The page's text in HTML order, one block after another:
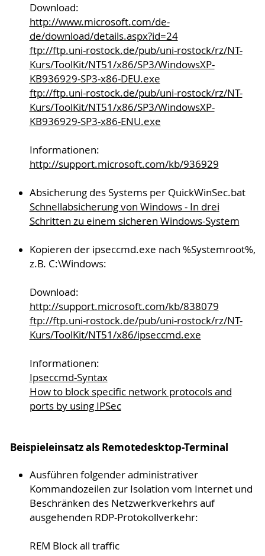
Download:
http://www.microsoft.com/de-
de/download/details.aspx?id=24
ftp://ftp.uni-rostock.de/pub/uni-rostock/rz/NT-
Kurs/ToolKit/NT51/x86/SP3/WindowsXP-
KB936929-SP3-x86-DEU.exe
ftp://ftp.uni-rostock.de/pub/uni-rostock/rz/NT-
Kurs/ToolKit/NT51/x86/SP3/WindowsXP-
KB936929-SP3-x86-ENU.exe
Informationen:
http://support.microsoft.com/kb/936929
Absicherung des Systems per QuickWinSec.bat
Schnellabsicherung von Windows - In drei
Schritten zu einem sicheren Windows-System
Kopieren der ipseccmd.exe nach %Systemroot%,
z.B. C:\Windows:
Download:
http://support.microsoft.com/kb/838079
ftp://ftp.uni-rostock.de/pub/uni-rostock/rz/NT-
Kurs/ToolKit/NT51/x86/ipseccmd.exe
Informationen:
Ipseccmd-Syntax
How to block specific network protocols and
ports by using IPSec
Beispieleinsatz als Remotedesktop-Terminal
Ausführen folgender administrativer
Kommandozeilen zur Isolation vom Internet und
Beschränken des Netzwerkverkehrs auf
ausgehenden RDP-Protokollverkehr:
REM Block all traffic